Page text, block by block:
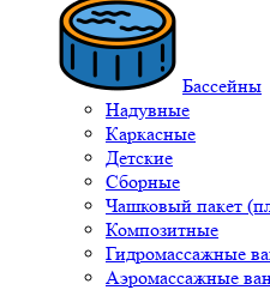
Бассейны
Надувные
Каркасные
Детские
Сборные
Чашковый пакет
Композитные
Гидромассажные
Аэромассажные